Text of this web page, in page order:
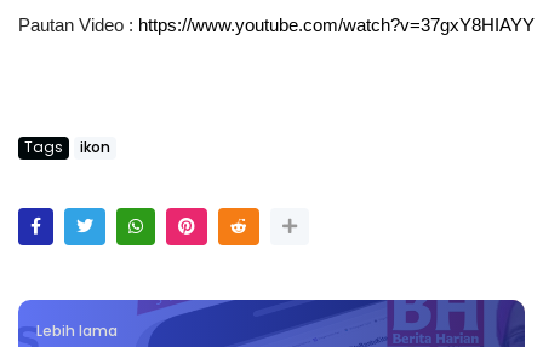
Pautan Video : https://www.youtube.com/watch?v=37gxY8HIAYY
Tags ikon
Lebih lama